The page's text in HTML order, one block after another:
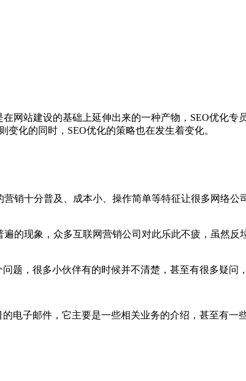
网站建设的基础上延伸出来的一种产物，SEO优化
化的同时，SEO优化的策略也在发生着变化。
销十分普及、成本小、操作简单等特征让很多网络
的现象，众多互联网营销公司对此乐此不疲，虽然
题，很多小伙伴有的时候并不清楚，甚至有很多疑问
电子邮件，它主要是一些相关业务的介绍，甚至有一